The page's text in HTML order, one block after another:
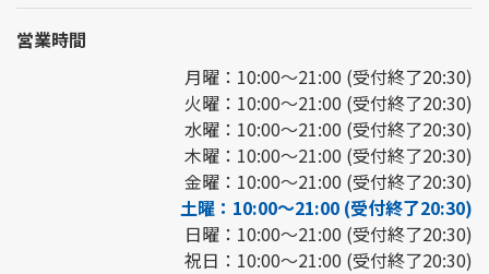
営業時間
月曜：10:00～21:00 (受付終了20:30)
火曜：10:00～21:00 (受付終了20:30)
水曜：10:00～21:00 (受付終了20:30)
木曜：10:00～21:00 (受付終了20:30)
金曜：10:00～21:00 (受付終了20:30)
土曜：10:00～21:00 (受付終了20:30)
日曜：10:00～21:00 (受付終了20:30)
祝日：10:00～21:00 (受付終了20:30)